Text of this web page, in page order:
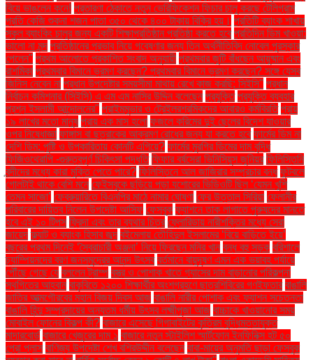
বিয়ে ভাঙলেন কনে! প্রতারণা ঠেকাতে নতুন ভেরিফিকেশন ফিচার চালু করছে টেলিগ্রাম
প্রতি কেজি শুকনা শজন পাতা ৩৫০ থেকে ৪০০ টাকায় বিক্রি হয়। প্রতিটি ব্যাংক শাখায়
স্কুল ব্যাংকিং চালুর জন্য একটি শিক্ষাপ্রতিষ্ঠান প্রতিষ্ঠা করতে হবে প্রতিদিন ডিম খাওয়া:
ভালো না মন্দ প্রতিষ্ঠানের প্রভাব নিয়ে গবেষণার জন্য তিন অর্থনীতিবিদ নোবেল পুরস্কার
পেলেন" প্রথম আলোতে প্রকাশিত সংবাদ অনুযায়ী প্রথমবার জুটি বাঁধছেন আয়ুষ্মান এবং
রাশমিকা প্রথমবার বিমানে ভ্রমণ করছেন? প্রথমবার বিমানে ভ্রমণ করছেন? সঙ্গে যেসব
জিনিস নেবেন না প্রধান উপদেষ্টার সময়সীমা মাথায় রেখে কাজ করছি: সিইসি" প্রধান
নির্বাচন কমিশনার (সিইসি) এ এম এম নাসির উদ্দিন বলেছেন প্রযুক্তি প্রযুক্তি ব্যবহার
প্রশ্ন ইসলামী আন্দোলনের" প্রাইমমুভার ও ট্রেইলরশ্রমিকদের আবারও কর্মবিরতি প্রায়
১৯ লাখের মতো মানুষ প্রায় এক মাস হলো ফজলে করিমের দুই ছেলের বিদেশ যাওয়ার
ওপর নিষেধাজ্ঞা ফাঙ্গাস বা ছত্রাকের আক্রমণ রোধের জন্য যা করতে হবে ফার্মের ডিম না
দেশি ডিম: পুষ্টি ও উপকারিতায় কোনটি এগিয়ে? ফার্মের মুরগির ডিমের দাম বৃদ্ধি
ফিজিওথেরাপি -গুরুত্বপূর্ণ চিকিৎসা পদ্ধতি ফিফার বর্ষসেরা ভিনিসিয়ুস জুনিয়র ফিলিস্তিনি
বন্দীদের মধ্যে কারা মুক্তি পেতে পারে? ফিলিস্তিনে আল জাজিরার সম্প্রচার বন্ধ ফুটবলে
গোলটাই থাকে বেশি মনে ফেইসবুকে ছড়িয়ে পড়া যশোরের ভিডিওটি ছিল ‘যেমন খুশি
তেমন সাজো’ ফেব্রুয়ারিতে বিএনপির মাঠে নামার ঘোষণা ফের উত্তাল সিরিয়া ফেলানীর
পরিবারের দায়িত্ব নিলেন উপদেষ্টা আসিফ ফেসবুক ফ্যাশনে তাক লাগাতে পুরুষদের মানতে
হবে এই ১০ টিপস ফ্রিদা এবং তার ব্যথার চিত্র ফ্লোরিডায় নারীশক্তির মধ্যে সেরা
জায়েদ ফ্ল্যাট ও ব্যাংক হিসাব জব্দ বইমেলায় তৌহিদুল ইসলামের ‘বিয়ে বাড়িতে ইয়ে’
বছরের প্রথম দিনেই ‘স্বৈরাচারী অঞ্জনা’ নিয়ে ফিরছেন মনির খান বন্ধ বহু সড়ক বরিশালে
চ্যাম্পিয়নদের বরণ জনসমুদ্রের আনন্দ উৎসব বর্তমানে বায়ুদূষণ এমন এক ভয়াবহ পর্যায়ে
পৌঁছে গেছে যে বললেন ট্রাম্প বস্ত্র ও পোশাক খাতে গ্যাসের দাম বাড়ানোর পরিকল্পনা
স্থগিতের আহ্বান বাকৃবিতে ১২০০ শিক্ষার্থীর অংশগ্রহণে ছাত্রশিবিরের গণইফতার বাঙালি
জাতির আত্মগৌরবের মহান বিজয় দিবস আজ বাঙালি নারীর পোশাক এবং ফ্যাশন সচেতনতা
বাঙালি হিন্দু সম্প্রদায়ের অন্যতম ধর্মীয় উৎসব লক্ষ্মীপূজা আজ বাচ্চাকে খাওয়ানোর সময়
মোবাইল ফোনের বিকল্প কী? বাজারে এসেছে গিগাবাইটের কৃত্রিম বুদ্ধিমত্তাযুক্ত
মাদারবোর্ড বাজারে খেজুরের দাম ১ বাজারে নতুন স্টাইলিশ স্মার্টফোন ইনফিনিক্স হট ৫০
প্রো প্লাস বাণিজ্য উপদেষ্টা শেখ বশিরউদ্দীন বলেছেন বাবা-মায়ের অনুমতি ছাড়া ফেসবুক